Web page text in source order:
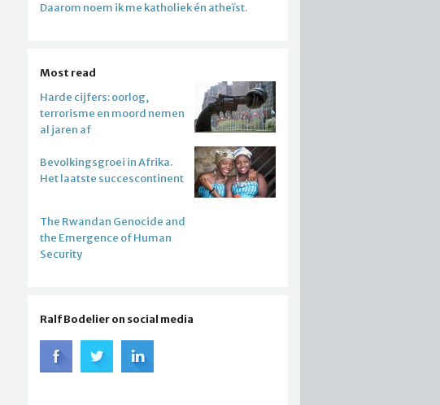
Daarom noem ik me katholiek én atheïst.
Most read
Harde cijfers: oorlog,
terrorisme en moord nemen
al jaren af
Bevolkingsgroei in Afrika.
Het laatste succescontinent
The Rwandan Genocide and
the Emergence of Human
Security
Ralf Bodelier on social media